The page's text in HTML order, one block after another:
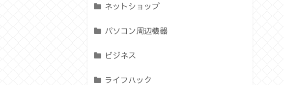
ネットショップ
パソコン周辺機器
ビジネス
ライフハック